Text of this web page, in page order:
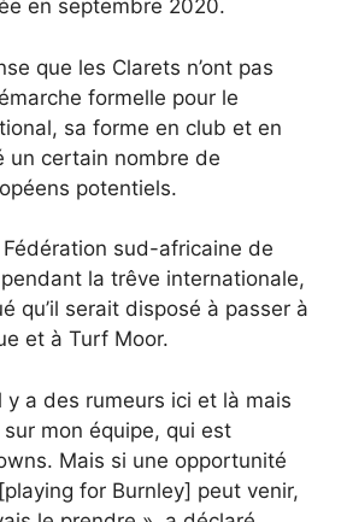
en septembre 2020.
que les Clarets n’ont pas
formelle pour le
sa forme en club et en
un certain nombre de
potentiels.
Fédération sud-africaine de
la trêve internationale,
qu’il serait disposé à passer à
et à Turf Moor.
y a des rumeurs ici et là mais
mon équipe, qui est
Mais si une opportunité
for Burnley] peut venir,